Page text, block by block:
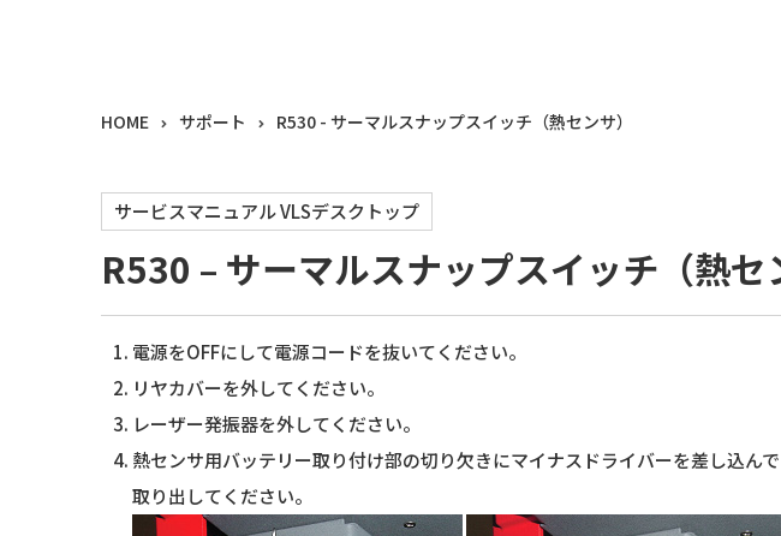
HOME サポート R530 - サーマルスナップスイッチ（熱センサ）
サービスマニュアル VLSデスクトップ
R530 – サーマルスナップスイッチ（熱セ
電源をOFFにして電源コードを抜いてください。
リヤカバーを外してください。
レーザー発振器を外してください。
熱センサ用バッテリー取り付け部の切り欠きにマイナスドライバーを差し込ん
取り出してください。